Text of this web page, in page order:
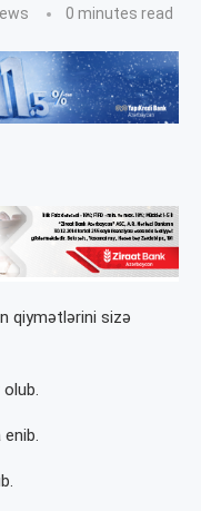
0 minutes read
qiymətlərini sizə